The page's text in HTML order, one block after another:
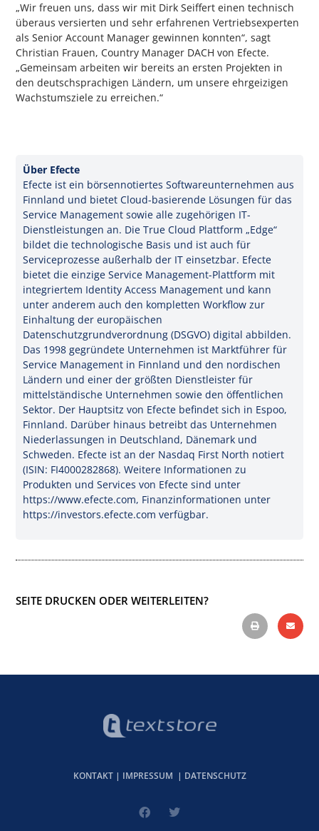
„Wir freuen uns, dass wir mit Dirk Seiffert einen technisch
überaus versierten und sehr erfahrenen Vertriebsexperten
als Senior Account Manager gewinnen konnten“, sagt
Christian Frauen, Country Manager DACH von Efecte.
„Gemeinsam arbeiten wir bereits an ersten Projekten in
den deutschsprachigen Ländern, um unsere ehrgeizigen
Wachstumsziele zu erreichen.“
Über Efecte
Efecte ist ein börsennotiertes Softwareunternehmen aus
Finnland und bietet Cloud-basierende Lösungen für das
Service Management sowie alle zugehörigen IT-
Dienstleistungen an. Die True Cloud Plattform „Edge“
bildet die technologische Basis und ist auch für
Serviceprozesse außerhalb der IT einsetzbar. Efecte
bietet die einzige Service Management-Plattform mit
integriertem Identity Access Management und kann
unter anderem auch den kompletten Workflow zur
Einhaltung der europäischen
Datenschutzgrundverordnung (DSGVO) digital abbilden.
Das 1998 gegründete Unternehmen ist Marktführer für
Service Management in Finnland und den nordischen
Ländern und einer der größten Dienstleister für
mittelständische Unternehmen sowie den öffentlichen
Sektor. Der Hauptsitz von Efecte befindet sich in Espoo,
Finnland. Darüber hinaus betreibt das Unternehmen
Niederlassungen in Deutschland, Dänemark und
Schweden. Efecte ist an der Nasdaq First North notiert
(ISIN: FI4000282868). Weitere Informationen zu
Produkten und Services von Efecte sind unter
https://www.efecte.com, Finanzinformationen unter
https://investors.efecte.com verfügbar.
SEITE DRUCKEN ODER WEITERLEITEN?
KONTAKT| IMPRESSUM | DATENSCHUTZ